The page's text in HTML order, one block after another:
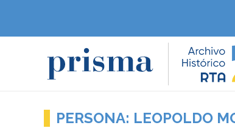
PERSONA: LEOPOLDO